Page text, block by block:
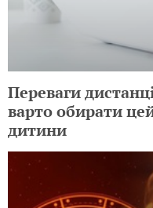
Переваги
варто обирати
дитини